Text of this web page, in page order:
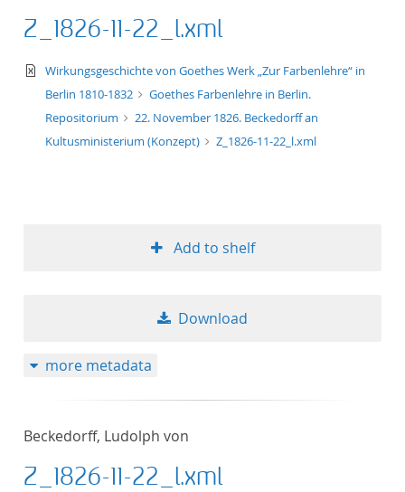
format ascending
format
Z_1826-11-22_l.xml
text/xml
Wirkungsgeschichte von Goethes Werk „Zur Farbenlehre“ in
Berlin 1810-1832
Goethes Farbenlehre in Berlin.
Repositorium
22. November 1826. Beckedorff an
Kultusministerium (Konzept)
Z_1826-11-22_l.xml
Add to shelf
Download
more metadata
Beckedorff, Ludolph von
Z_1826-11-22_l.xml